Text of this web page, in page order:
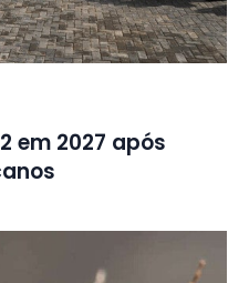
em 2027 após